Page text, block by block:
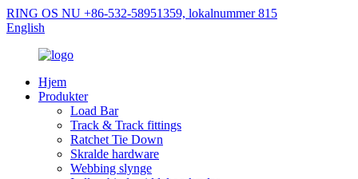
RING OS NU +86-532-58951359, lokalnummer 815
English
Hjem
Produkter
Load Bar
Track & Track fittings
Ratchet Tie Down
Skralde hardware
Webbing slynge